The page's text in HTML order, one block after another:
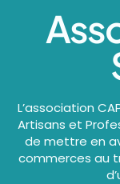
L’association
Artisans et
de mettre en
commerces au